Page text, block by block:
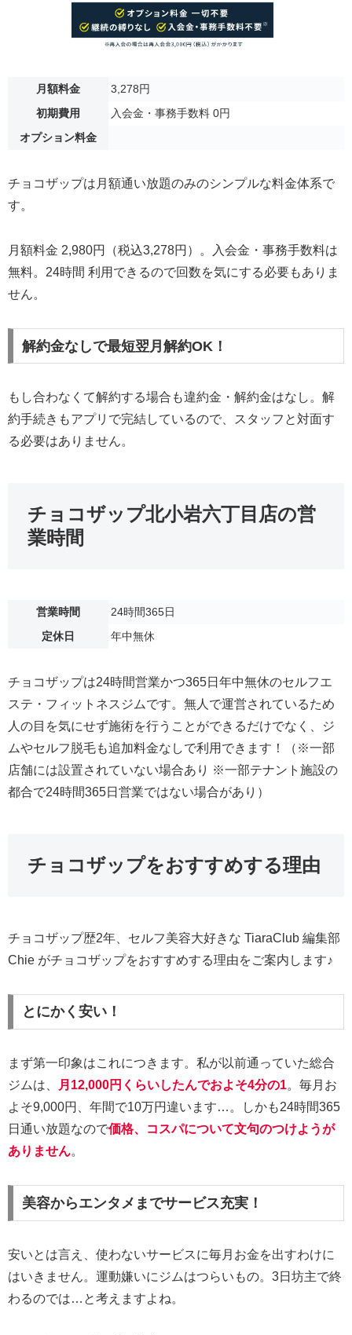
月額料金
3,278円
初期費用
入会金・事務手数料 0円
オプション料金
チョコザップは月額通い放題のみのシンプルな料金体系で
す。
月額料金 2,980円（税込3,278円）。入会金・事務手数料は
無料。24時間 利用できるので回数を気にする必要もありま
せん。
解約金なしで最短翌月解約OK！
もし合わなくて解約する場合も違約金・解約金はなし。解
約手続きもアプリで完結しているので、スタッフと対面す
る必要はありません。
チョコザップ北小岩六丁目店の営
業時間
営業時間
24時間365日
定休日
年中無休
チョコザップは24時間営業かつ365日年中無休のセルフエ
ステ・フィットネスジムです。無人で運営されているため
人の目を気にせず施術を行うことができるだけでなく、ジ
ムやセルフ脱毛も追加料金なしで利用できます！（※一部
店舗には設置されていない場合あり ※一部テナント施設の
都合で24時間365日営業ではない場合があり）
チョコザップをおすすめする理由
チョコザップ歴2年、セルフ美容大好きな TiaraClub 編集部
Chie がチョコザップをおすすめする理由をご案内します♪
とにかく安い！
まず第一印象はこれにつきます。私が以前通っていた総合
ジムは、
月12,000円くらいしたんでおよそ4分の1。毎月お
よそ9,000円、年間で10万円違います…。しかも24時間365
日通い放題なので価格、コスパについて文句のつけようが
ありません。
美容からエンタメまでサービス充実！
安いとは言え、使わないサービスに毎月お金を出すわけに
はいきません。運動嫌いにジムはつらいもの。3日坊主で終
わるのでは…と考えますよね。